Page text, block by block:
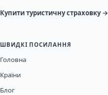
Купити туристичну страховку →
ШВИДКІ ПОСИЛАННЯ
Головна
Країни
Блог